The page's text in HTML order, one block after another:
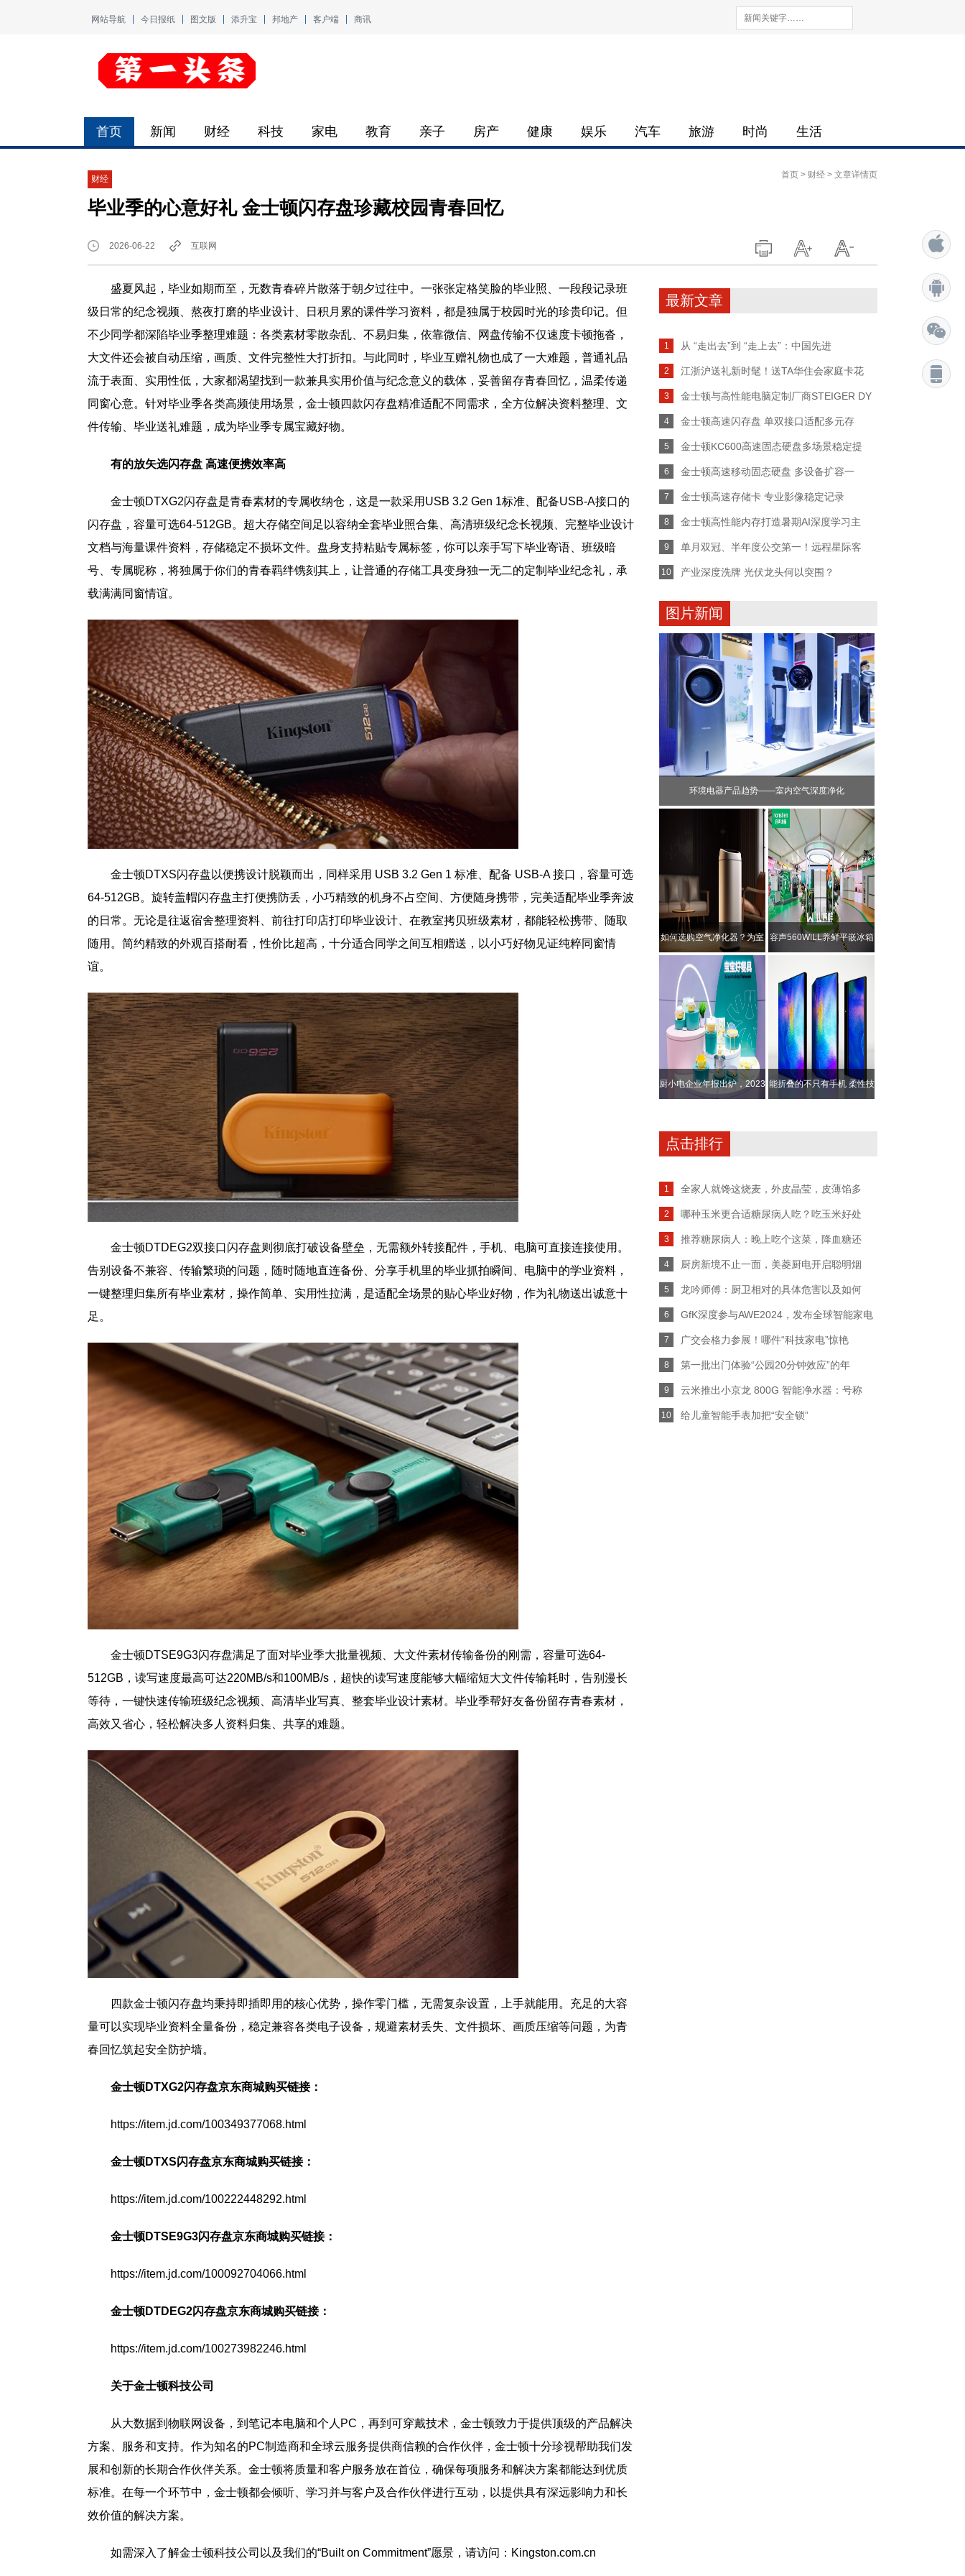
网站导航 今日报纸 图文版 添升宝 邦地产 客户端 商讯
首页 新闻 财经 科技 家电 教育 亲子 房产 健康 娱乐 汽车 旅游 时尚 生活
财经 首页 > 财经 > 文章详情页
毕业季的心意好礼 金士顿闪存盘珍藏校园青春回忆
2026-06-22 互联网
盛夏风起，毕业如期而至，无数青春碎片散落于朝夕过往中。一张张定格笑脸的毕业照、一段段记录班
级日常的纪念视频、熬夜打磨的毕业设计、日积月累的课件学习资料，都是独属于校园时光的珍贵印记。但
不少同学都深陷毕业季整理难题：各类素材零散杂乱、不易归集，依靠微信、网盘传输不仅速度卡顿拖沓，
大文件还会被自动压缩，画质、文件完整性大打折扣。与此同时，毕业互赠礼物也成了一大难题，普通礼品
流于表面、实用性低，大家都渴望找到一款兼具实用价值与纪念意义的载体，妥善留存青春回忆，温柔传递
同窗心意。针对毕业季各类高频使用场景，金士顿四款闪存盘精准适配不同需求，全方位解决资料整理、文
件传输、毕业送礼难题，成为毕业季专属宝藏好物。
有的放矢选闪存盘 高速便携效率高
金士顿DTXG2闪存盘是青春素材的专属收纳仓，这是一款采用USB 3.2 Gen 1标准、配备USB-A接口的
闪存盘，容量可选64-512GB。超大存储空间足以容纳全套毕业照合集、高清班级纪念长视频、完整毕业设计
文档与海量课件资料，存储稳定不损坏文件。盘身支持粘贴专属标签，你可以亲手写下毕业寄语、班级暗
号、专属昵称，将独属于你们的青春羁绊镌刻其上，让普通的存储工具变身独一无二的定制毕业纪念礼，承
载满满同窗情谊。
金士顿DTXS闪存盘以便携设计脱颖而出，同样采用 USB 3.2 Gen 1 标准、配备 USB-A 接口，容量可选
64-512GB。旋转盖帽闪存盘主打便携防丢，小巧精致的机身不占空间、方便随身携带，完美适配毕业季奔波
的日常。无论是往返宿舍整理资料、前往打印店打印毕业设计、在教室拷贝班级素材，都能轻松携带、随取
随用。简约精致的外观百搭耐看，性价比超高，十分适合同学之间互相赠送，以小巧好物见证纯粹同窗情
谊。
金士顿DTDEG2双接口闪存盘则彻底打破设备壁垒，无需额外转接配件，手机、电脑可直接连接使用。
告别设备不兼容、传输繁琐的问题，随时随地直连备份、分享手机里的毕业抓拍瞬间、电脑中的学业资料，
一键整理归集所有毕业素材，操作简单、实用性拉满，是适配全场景的贴心毕业好物，作为礼物送出诚意十
足。
金士顿DTSE9G3闪存盘满足了面对毕业季大批量视频、大文件素材传输备份的刚需，容量可选64-
512GB，读写速度最高可达220MB/s和100MB/s，超快的读写速度能够大幅缩短大文件传输耗时，告别漫长
等待，一键快速传输班级纪念视频、高清毕业写真、整套毕业设计素材。毕业季帮好友备份留存青春素材，
高效又省心，轻松解决多人资料归集、共享的难题。
四款金士顿闪存盘均秉持即插即用的核心优势，操作零门槛，无需复杂设置，上手就能用。充足的大容
量可以实现毕业资料全量备份，稳定兼容各类电子设备，规避素材丢失、文件损坏、画质压缩等问题，为青
春回忆筑起安全防护墙。
金士顿DTXG2闪存盘京东商城购买链接：
https://item.jd.com/100349377068.html
金士顿DTXS闪存盘京东商城购买链接：
https://item.jd.com/100222448292.html
金士顿DTSE9G3闪存盘京东商城购买链接：
https://item.jd.com/100092704066.html
金士顿DTDEG2闪存盘京东商城购买链接：
https://item.jd.com/100273982246.html
关于金士顿科技公司
从大数据到物联网设备，到笔记本电脑和个人PC，再到可穿戴技术，金士顿致力于提供顶级的产品解决
方案、服务和支持。作为知名的PC制造商和全球云服务提供商信赖的合作伙伴，金士顿十分珍视帮助我们发
展和创新的长期合作伙伴关系。金士顿将质量和客户服务放在首位，确保每项服务和解决方案都能达到优质
标准。在每一个环节中，金士顿都会倾听、学习并与客户及合作伙伴进行互动，以提供具有深远影响力和长
效价值的解决方案。
如需深入了解金士顿科技公司以及我们的“Built on Commitment”愿景，请访问：Kingston.com.cn
最新文章
1 从 “走出去”到 “走上去”：中国先进
2 江浙沪送礼新时髦！送TA华住会家庭卡花
3 金士顿与高性能电脑定制厂商STEIGER DY
4 金士顿高速闪存盘 单双接口适配多元存
5 金士顿KC600高速固态硬盘多场景稳定提
6 金士顿高速移动固态硬盘 多设备扩容一
7 金士顿高速存储卡 专业影像稳定记录
8 金士顿高性能内存打造暑期AI深度学习主
9 单月双冠、半年度公交第一！远程星际客
10 产业深度洗牌 光伏龙头何以突围？
图片新闻
环境电器产品趋势——室内空气深度净化
如何选购空气净化器？为室
内空气保驾护
厨小电企业年报出炉，2023
容声560WILL养鲜平嵌冰箱
能折叠的不只有手机 柔性技
点击排行
1 全家人就馋这烧麦，外皮晶莹，皮薄馅多
2 哪种玉米更合适糖尿病人吃？吃玉米好处
3 推荐糖尿病人：晚上吃个这菜，降血糖还
4 厨房新境不止一面，美菱厨电开启聪明烟
5 龙吟师傅：厨卫相对的具体危害以及如何
6 GfK深度参与AWE2024，发布全球智能家电
7 广交会格力参展！哪件“科技家电”惊艳
8 第一批出门体验“公园20分钟效应”的年
9 云米推出小京龙 800G 智能净水器：号称
10 给儿童智能手表加把“安全锁”